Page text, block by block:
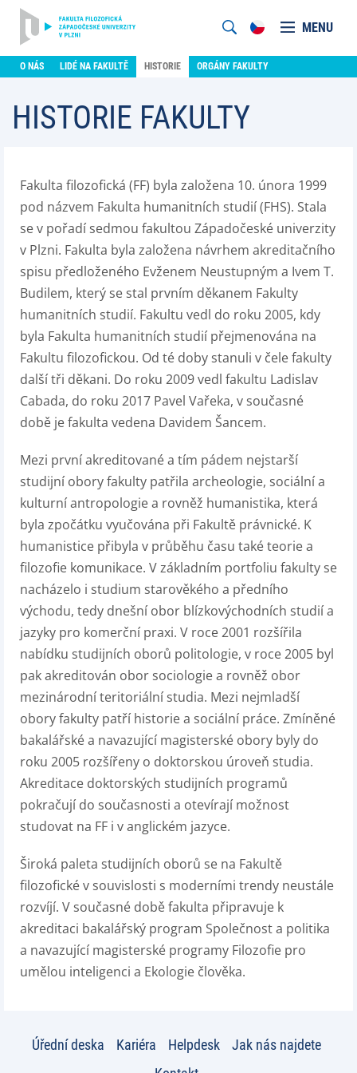
MENU
O NÁS LIDÉ NA FAKULTĚ HISTORIE ORGÁNY FAKULTY
HISTORIE FAKULTY
Fakulta filozofická (FF) byla založena 10. února 1999
pod názvem Fakulta humanitních studií (FHS). Stala
se v pořadí sedmou fakultou Západočeské univerzity
v Plzni. Fakulta byla založena návrhem akreditačního
spisu předloženého Evženem Neustupným a Ivem T.
Budilem, který se stal prvním děkanem Fakulty
humanitních studií. Fakultu vedl do roku 2005, kdy
byla Fakulta humanitních studií přejmenována na
Fakultu filozofickou. Od té doby stanuli v čele fakulty
další tři děkani. Do roku 2009 vedl fakultu Ladislav
Cabada, do roku 2017 Pavel Vařeka, v současné
době je fakulta vedena Davidem Šancem.
Mezi první akreditované a tím pádem nejstarší
studijní obory fakulty patřila archeologie, sociální a
kulturní antropologie a rovněž humanistika, která
byla zpočátku vyučována při Fakultě právnické. K
humanistice přibyla v průběhu času také teorie a
filozofie komunikace. V základním portfoliu fakulty se
nacházelo i studium starověkého a předního
východu, tedy dnešní obor blízkovýchodních studií a
jazyky pro komerční praxi. V roce 2001 rozšířila
nabídku studijních oborů politologie, v roce 2005 byl
pak akreditován obor sociologie a rovněž obor
mezinárodní teritoriální studia. Mezi nejmladší
obory fakulty patří historie a sociální práce. Zmíněné
bakalářské a navazující magisterské obory byly do
roku 2005 rozšířeny o doktorskou úroveň studia.
Akreditace doktorských studijních programů
pokračují do současnosti a otevírají možnost
studovat na FF i v anglickém jazyce.
Široká paleta studijních oborů se na Fakultě
filozofické v souvislosti s moderními trendy neustále
rozvíjí. V současné době fakulta připravuje k
akreditaci bakalářský program Společnost a politika
a navazující magisterské programy Filozofie pro
umělou inteligenci a Ekologie člověka.
Úřední deska Kariéra Helpdesk
Jak nás najdete